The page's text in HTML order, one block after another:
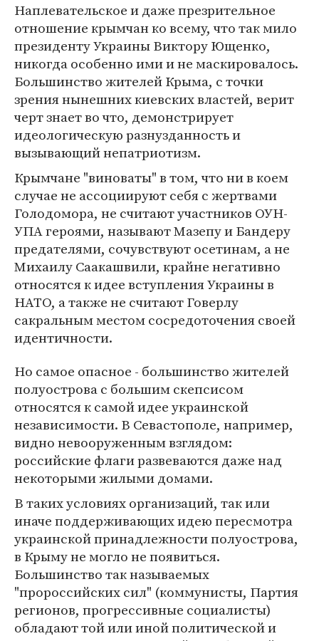
Наплевательское и даже презрительное
отношение крымчан ко всему, что так мило
президенту Украины Виктору Ющенко,
никогда особенно ими и не маскировалось.
Большинство жителей Крыма, с точки
зрения нынешних киевских властей, верит
черт знает во что, демонстрирует
идеологическую разнузданность и
вызывающий непатриотизм.
Крымчане "виноваты" в том, что ни в коем
случае не ассоциируют себя с жертвами
Голодомора, не считают участников ОУН-
УПА героями, называют Мазепу и Бандеру
предателями, сочувствуют осетинам, а не
Михаилу Саакашвили, крайне негативно
относятся к идее вступления Украины в
НАТО, а также не считают Говерлу
сакральным местом сосредоточения своей
идентичности.
Но самое опасное - большинство жителей
полуострова с большим скепсисом
относятся к самой идее украинской
независимости. В Севастополе, например,
видно невооруженным взглядом:
российские флаги развеваются даже над
некоторыми жилыми домами.
В таких условиях организаций, так или
иначе поддерживающих идею пересмотра
украинской принадлежности полуострова,
в Крыму не могло не появиться.
Большинство так называемых
"пророссийских сил" (коммунисты, Партия
регионов, прогрессивные социалисты)
обладают той или иной политической и